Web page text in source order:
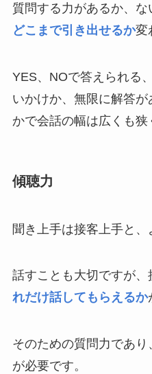
質問する力があるか、な
どこまで引き出せるか変
YES、NOで答えられる
いかけか、無限に解答
かで会話の幅は広くも狭
傾聴力
聞き上手は接客上手と、
話すことも大切ですが、
れだけ話してもらえるか
そのための質問力であ
が必要です。